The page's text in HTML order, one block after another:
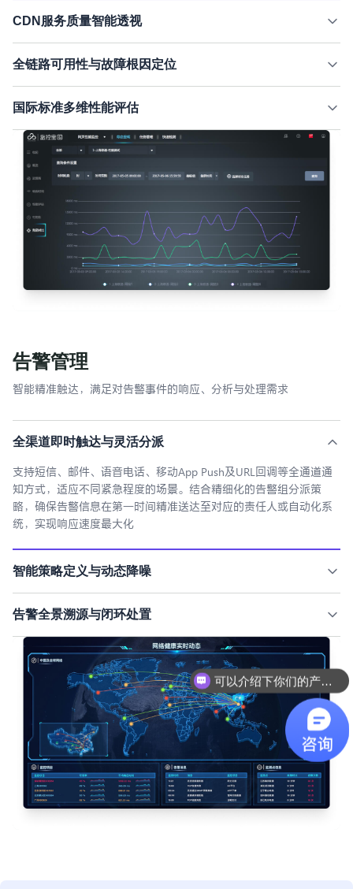
CDN服务质量智能透视
元素等多维度对比分析性能差异。帮助用户清晰掌握各服务商的可
靠性，为灵活调整资源分布策略、选择最优CDN组合提供数据支撑
全链路可用性与故障根因定位
发现性能下降或不可用时，自动关联当时的元素加载状态与主机表
现，逐层钻取数据，快速锁定是网络波动、源站故障还是特定资源
异常，实现秒级根因定位
国际标准多维性能评估
采用Google、Facebook等国际通用的评分机制，从图片压缩、CDN
利用率、首字节时间、缓存策略及连接保持等5大核心维度进行智能
打分。不仅给出性能分数，更直接提供具体的优化建议，帮助网站
快速达到国际一流加载标准
告警管理
智能精准触达，满足对告警事件的响应、分析与处理需求
全渠道即时触达与灵活分派
支持短信、邮件、语音电话、移动App Push及URL回调等全通道通
知方式，适应不同紧急程度的场景。结合精细化的告警组分派策
略，确保告警信息在第一时间精准送达至对应的责任人或自动化系
统，实现响应速度最大化
智能策略定义与动态降噪
依赖抑制及升级策略，自动过滤无效噪音与重复告警。通过智能算
法将海量原始事件聚合为有意义的告警事件，大幅降低运维人员的
精神负荷，提升告警准确率
告警全景溯源与闭环处置
内置完整的告警生命周期管理，涵盖事件聚合、状态追踪、处理记
录及根因溯源。自动生成多维度的告警分析报告，帮助团队复盘故
障趋势、优化监控策略，实现从"被动救火"到"主动治理"的运维闭环
可以介绍下你们的产品么？
如何咨询运维产品需求？